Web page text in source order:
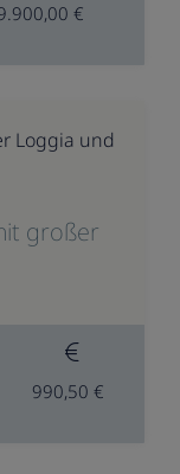
€
großer
990,50 €